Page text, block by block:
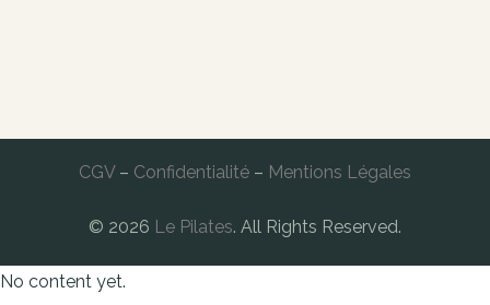
CGV– Confidentialité – Mentions Légales
© 2026 Le Pilates. All Rights Reserved.
No content yet.